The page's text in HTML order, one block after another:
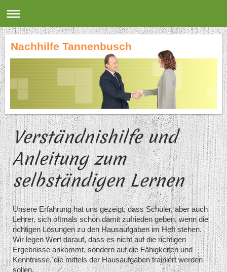
Nachhilfe Tannenbusch
Verständnishilfe und
Anleitung zum
selbständigen Lernen
Unsere Erfahrung hat uns gezeigt, dass Schüler, aber auch
Lehrer, sich oftmals schon damit zufrieden geben, wenn die
richtigen Lösungen zu den Hausaufgaben im Heft stehen.
Wir legen Wert darauf, dass es nicht auf die richtigen
Ergebnisse ankommt, sondern auf die Fähigkeiten und
Kenntnisse, die mittels der Hausaufgaben trainiert werden
sollen.